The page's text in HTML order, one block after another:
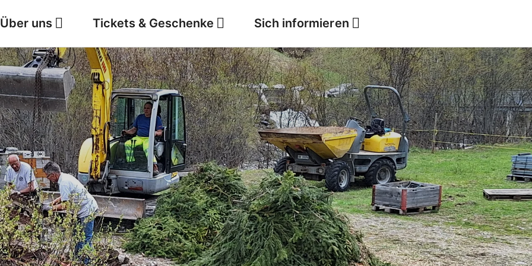
Über uns Tickets & Geschenke Sich informieren
Jobs Wetter